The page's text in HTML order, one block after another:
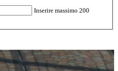
Inserire massimo 200